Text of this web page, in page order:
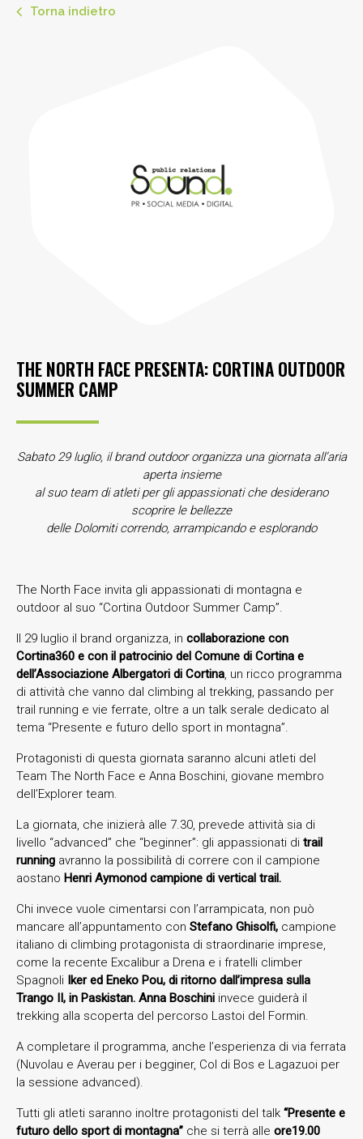
Torna indietro
THE NORTH FACE PRESENTA: CORTINA OUTDOOR
SUMMER CAMP
Sabato 29 luglio, il brand outdoor organizza una giornata all’aria
aperta insieme
al suo team di atleti per gli appassionati che desiderano
scoprire le bellezze
delle Dolomiti correndo, arrampicando e esplorando
The North Face invita gli appassionati di montagna e
outdoor al suo “Cortina Outdoor Summer Camp”.
Il 29 luglio il brand organizza, in collaborazione con
Cortina360 e con il patrocinio del Comune di Cortina e
dell’Associazione Albergatori di Cortina, un ricco programma
di attività che vanno dal climbing al trekking, passando per
trail running e vie ferrate, oltre a un talk serale dedicato al
tema “Presente e futuro dello sport in montagna”.
Protagonisti di questa giornata saranno alcuni atleti del
Team The North Face e Anna Boschini, giovane membro
dell’Explorer team.
La giornata, che inizierà alle 7.30, prevede attività sia di
livello “advanced” che “beginner”: gli appassionati di trail
running avranno la possibilità di correre con il campione
aostano Henri Aymonod campione di vertical trail.
Chi invece vuole cimentarsi con l’arrampicata, non può
mancare all’appuntamento con Stefano Ghisolfi, campione
italiano di climbing protagonista di straordinarie imprese,
come la recente Excalibur a Drena e i fratelli climber
Spagnoli Iker ed Eneko Pou, di ritorno dall’impresa sulla
Trango II, in Paskistan. Anna Boschini invece guiderà il
trekking alla scoperta del percorso Lastoi del Formin.
A completare il programma, anche l’esperienza di via ferrata
(Nuvolau e Averau per i begginer, Col di Bos e Lagazuoi per
la sessione advanced).
Tutti gli atleti saranno inoltre protagonisti del talk “Presente e
futuro dello sport di montagna” che si terrà alle ore19.00